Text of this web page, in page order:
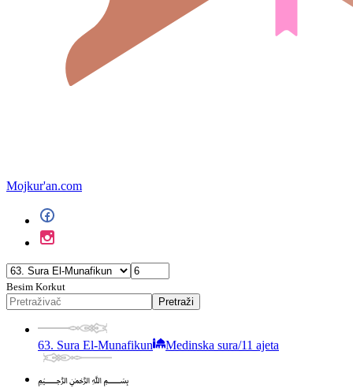
Mojkur'an.com
Besim Korkut
Pretraži
63. Sura El-Munafikun Medinska sura/11 ajeta
﷽